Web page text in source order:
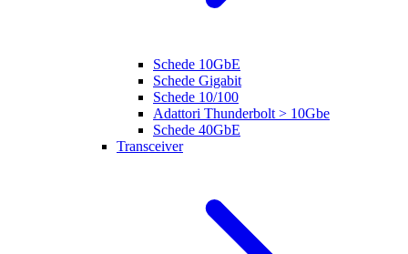
Schede 10GbE
Schede Gigabit
Schede 10/100
Adattori Thunderbolt > 10Gbe
Schede 40GbE
Transceiver